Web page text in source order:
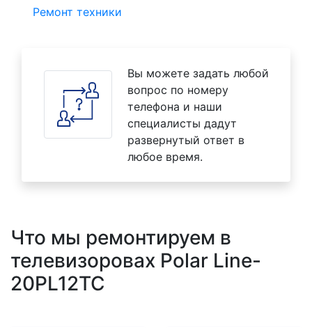
Ремонт техники
Вы можете задать любой
вопрос по номеру
телефона и наши
специалисты дадут
развернутый ответ в
любое время.
Что мы ремонтируем в
телевизоровах Polar Line-
20PL12TC